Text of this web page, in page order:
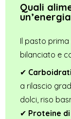
Quali
Il pasto
bilanciato e
✔
a rilascio
dolci, riso
✔ Proteine